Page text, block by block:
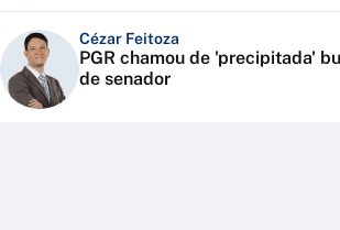
Cézar Feitoza
PGR chamou de 'precipitada'
de senador